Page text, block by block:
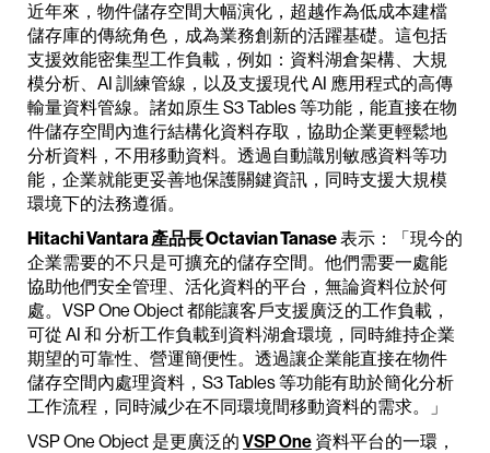
近年來，物件儲存空間大幅演化，超越作為低成本建檔
儲存庫的傳統角色，成為業務創新的活躍基礎。這包括
支援效能密集型工作負載，例如：資料湖倉架構、大規
模分析、AI 訓練管線，以及支援現代 AI 應用程式的高傳
輸量資料管線。諸如原生 S3 Tables 等功能，能直接在物
件儲存空間內進行結構化資料存取，協助企業更輕鬆地
分析資料，不用移動資料。透過自動識別敏感資料等功
能，企業就能更妥善地保護關鍵資訊，同時支援大規模
環境下的法務遵循。
Hitachi Vantara 產品長 Octavian Tanase表示：「現今的
企業需要的不只是可擴充的儲存空間。他們需要一處能
協助他們安全管理、活化資料的平台，無論資料位於何
處。VSP One Object 都能讓客戶支援廣泛的工作負載，
可從 AI 和 分析工作負載到資料湖倉環境，同時維持企業
期望的可靠性、營運簡便性。透過讓企業能直接在物件
儲存空間內處理資料，S3 Tables 等功能有助於簡化分析
工作流程，同時減少在不同環境間移動資料的需求。」
VSP One Object 是更廣泛的 VSP One 資料平台的一環，